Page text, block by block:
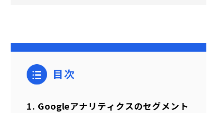
目次
Googleアナリティクスのセグメント